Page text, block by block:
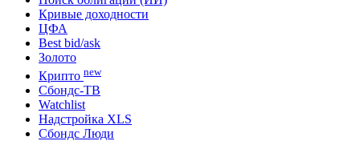
Кривые доходности
ЦФА
Best bid/ask
Золото
Крипто new
Сбондс-ТВ
Watchlist
Надстройка XLS
Сбондс Люди